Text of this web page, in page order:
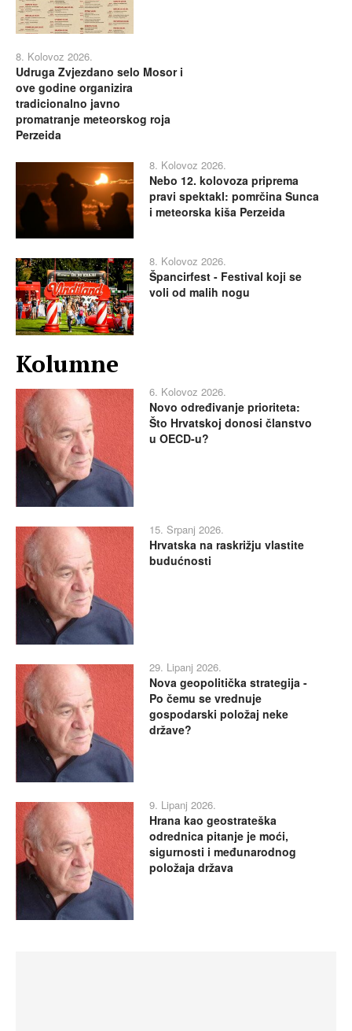
8. Kolovoz 2026.
Udruga Zvjezdano selo Mosor i
ove godine organizira
tradicionalno javno
promatranje meteorskog roja
Perzeida
8. Kolovoz 2026.
Nebo 12. kolovoza priprema
pravi spektakl: pomrčina Sunca
i meteorska kiša Perzeida
8. Kolovoz 2026.
Špancirfest - Festival koji se
voli od malih nogu
Kolumne
6. Kolovoz 2026.
Novo određivanje prioriteta:
Što Hrvatskoj donosi članstvo
u OECD-u?
15. Srpanj 2026.
Hrvatska na raskrižju vlastite
budućnosti
29. Lipanj 2026.
Nova geopolitička strategija -
Po čemu se vrednuje
gospodarski položaj neke
države?
9. Lipanj 2026.
Hrana kao geostrateška
odrednica pitanje je moći,
sigurnosti i međunarodnog
položaja država